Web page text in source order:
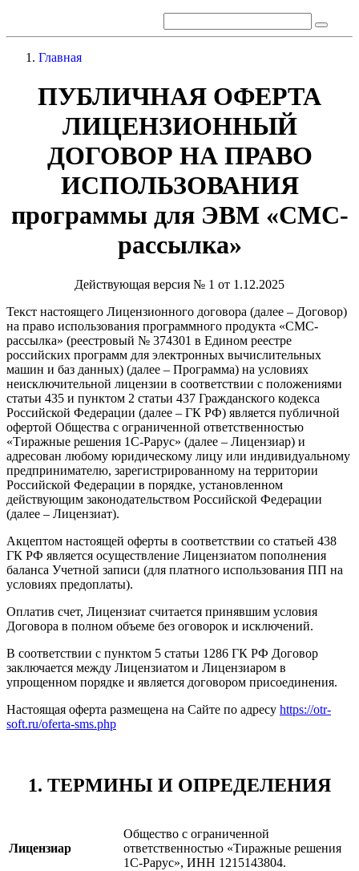
Главная
ПУБЛИЧНАЯ ОФЕРТА
ЛИЦЕНЗИОННЫЙ
ДОГОВОР НА ПРАВО
ИСПОЛЬЗОВАНИЯ
программы для ЭВМ «СМС-
рассылка»
Действующая версия № 1 от 1.12.2025
Текст настоящего Лицензионного договора (далее – Договор)
на право использования программного продукта «СМС-
рассылка» (реестровый № 374301 в Едином реестре
российских программ для электронных вычислительных
машин и баз данных) (далее – Программа) на условиях
неисключительной лицензии в соответствии с положениями
статьи 435 и пунктом 2 статьи 437 Гражданского кодекса
Российской Федерации (далее – ГК РФ) является публичной
офертой Общества с ограниченной ответственностью
«Тиражные решения 1С-Рарус» (далее – Лицензиар) и
адресован любому юридическому лицу или индивидуальному
предпринимателю, зарегистрированному на территории
Российской Федерации в порядке, установленном
действующим законодательством Российской Федерации
(далее – Лицензиат).
Акцептом настоящей оферты в соответствии со статьей 438
ГК РФ является осуществление Лицензиатом пополнения
баланса Учетной записи (для платного использования ПП на
условиях предоплаты).
Оплатив счет, Лицензиат считается принявшим условия
Договора в полном объеме без оговорок и исключений.
В соответствии с пунктом 5 статьи 1286 ГК РФ Договор
заключается между Лицензиатом и Лицензиаром в
упрощенном порядке и является договором присоединения.
Настоящая оферта размещена на Сайте по адресу https://otr-
soft.ru/oferta-sms.php
1. ТЕРМИНЫ И ОПРЕДЕЛЕНИЯ
Лицензиар
Общество с ограниченной
ответственностью «Тиражные решения
1С-Рарус», ИНН 1215143804.